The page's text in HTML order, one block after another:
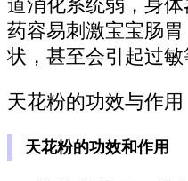
道消化系统弱，身
药容易刺激宝宝肠
状，甚至会引起过敏
天花粉的功效与作用
天花粉的功效和作用